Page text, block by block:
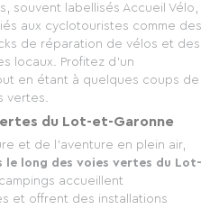
souvent labellisés Accueil Vélo,
aux cyclotouristes comme des
de réparation de vélos et des
locaux. Profitez d'un
en étant à quelques coups de
vertes.
du Lot-et-Garonne
et de l'aventure en plein air,
le long des voies vertes du Lot-
accueillent
et offrent des installations